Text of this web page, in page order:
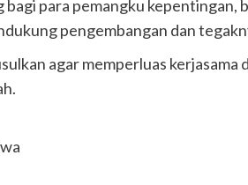
para pemangku
pengembangan dan
agar memperluas